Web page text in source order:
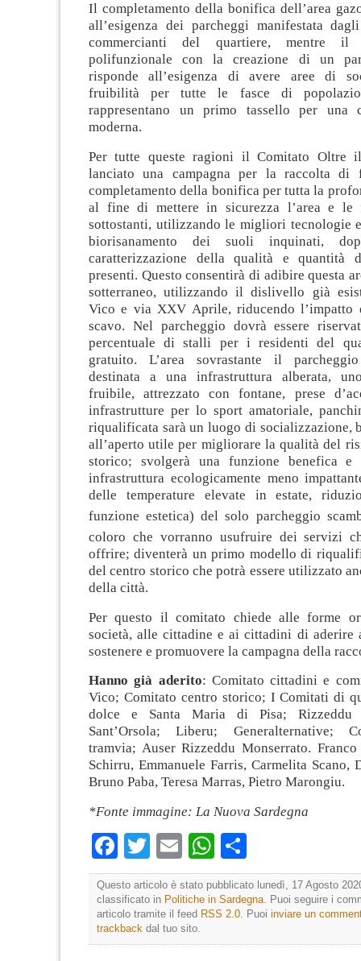
Il completamento della bonifica dell’area
all’esigenza dei parcheggi manifestata
commercianti del quartiere, mentre il
polifunzionale con la creazione di un
risponde all’esigenza di avere aree di
fruibilità per tutte le fasce di
rappresentano un primo tassello per
moderna.
Per tutte queste ragioni il Comitato Oltre
lanciato una campagna per la raccolta
completamento della bonifica per tutta la
al fine di mettere in sicurezza l’area e le
sottostanti, utilizzando le migliori tecnologie
biorisanamento dei suoli inquinati,
caratterizzazione della qualità e quantità
presenti. Questo consentirà di adibire questa
sotterraneo, utilizzando il dislivello già
Vico e via XXV Aprile, riducendo
scavo. Nel parcheggio dovrà essere
percentuale di stalli per i residenti del
gratuito. L’area sovrastante il
destinata a una infrastruttura alberata,
fruibile, attrezzato con fontane, prese
infrastrutture per lo sport amatoriale,
riqualificata sarà un luogo di socializzazione,
all’aperto utile per migliorare la qualità del
storico; svolgerà una funzione benefica
infrastruttura ecologicamente meno
delle temperature elevate in estate,
funzione estetica) del solo parcheggio
coloro che vorranno usufruire dei servizi
offrire; diventerà un primo modello di
del centro storico che potrà essere utilizzato
della città.
Per questo il comitato chiede alle forme
società, alle cittadine e ai cittadini di aderire
sostenere e promuovere la campagna della
Hanno già aderito: Comitato cittadini e
Vico; Comitato centro storico; I Comitati di
dolce e Santa Maria di Pisa; Rizzeddu
Sant’Orsola; Liberu; Generalternative;
tramvia; Auser Rizzeddu Monserrato.
Schirru, Emmanuele Farris, Carmelita Scano,
Bruno Paba, Teresa Marras, Pietro Marongiu.
*Fonte immagine: La Nuova Sardegna
Facebook
TwitterEmailWhatsApp
Questo articolo è stato pubblicato lunedì, 17 Agosto
classificato in Politiche in Sardegna . Puoi seguire i
articolo tramite il feed RSS 2.0 . Puoi inviare un
trackback dal tuo sito.